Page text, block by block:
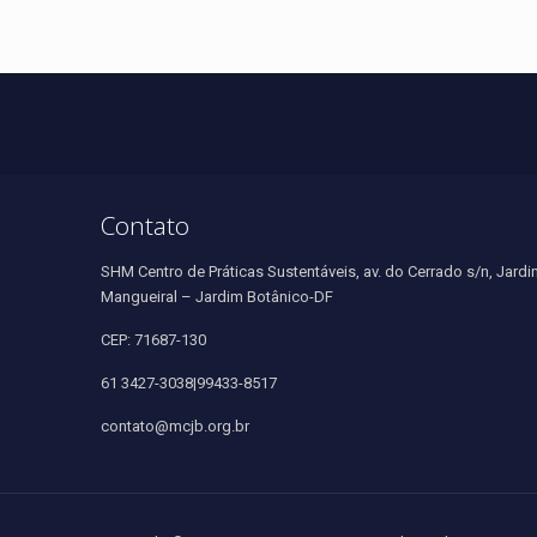
Contato
SHM Centro de Práticas Sustentáveis, av. do Cerrado s/n,
Mangueiral – Jardim Botânico-DF
CEP: 71687-130
61 3427-3038|99433-8517
contato@mcjb.org.br